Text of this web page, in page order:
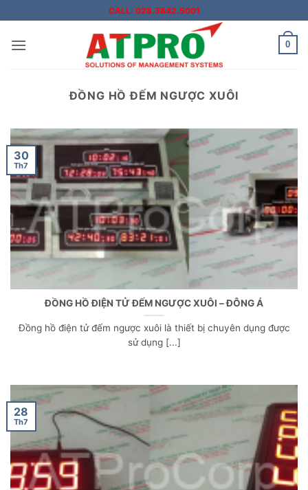
qua
nội
CALL: 028.3842.5001
0
ĐỒNG HỒ ĐẾM NGƯỢC XUÔI
ĐỒNG HỒ ĐIỆN TỬ ĐẾM NGƯỢC XUÔI – ĐÔNG Á
Đồng hồ điện tử đếm ngược xuôi là thiết bị chuyên dụng được
sử dụng [...]
30
Th7
28
Th7